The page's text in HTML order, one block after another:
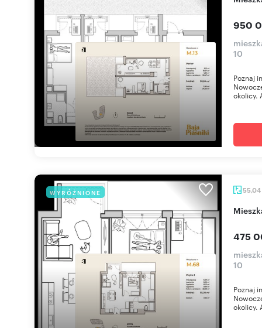
950
10
Poznaj
okolicy.
WYRÓŻNIONE 55,04
475
10
Poznaj
okolicy.